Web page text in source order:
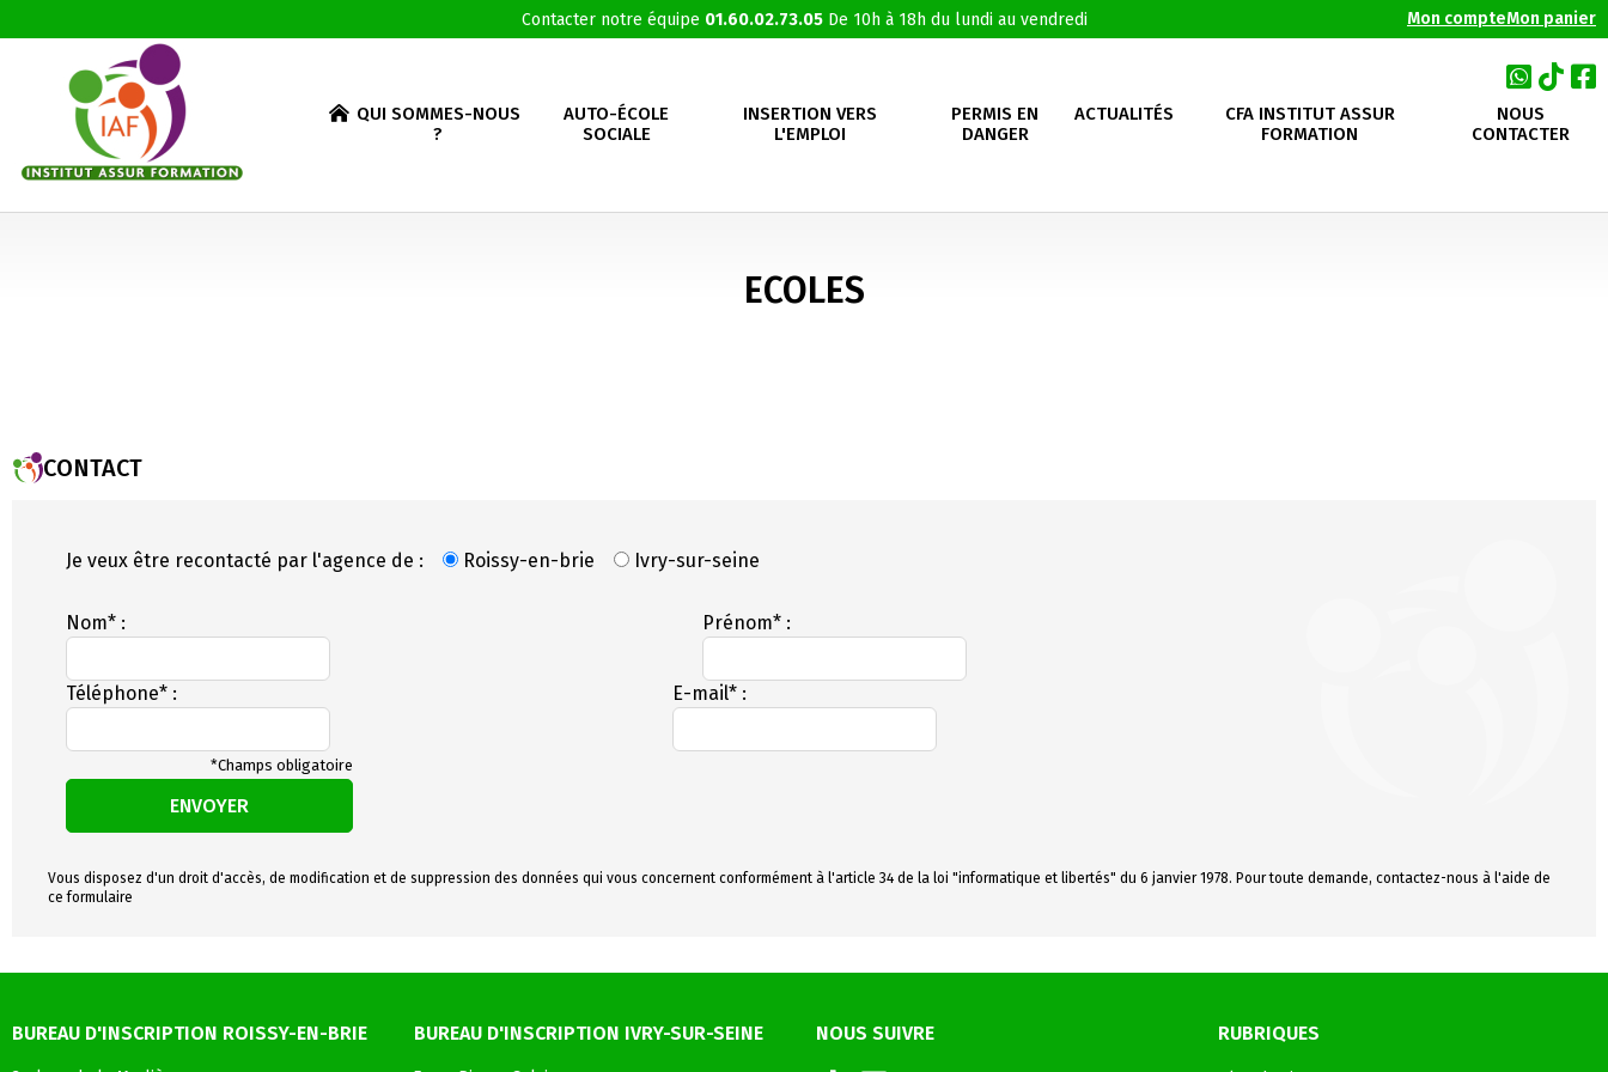
Contacter notre équipe 01.60.02.73.05 De 10h à 18h du lundi au vendredi Mon compteMon panier
QUI SOMMES-NOUS
?
AUTO-ÉCOLE
SOCIALE
INSERTION VERS
L'EMPLOI
PERMIS EN
DANGER
ACTUALITÉS
CFA INSTITUT ASSUR
FORMATION
NOUS
CONTACTER
ECOLES
CONTACT
Je veux être recontacté par l'agence de : Roissy-en-brie Ivry-sur-seine
Nom* : Prénom* :
Téléphone* : E-mail* :
*Champs obligatoire
ENVOYER
Vous disposez d'un droit d'accès, de modification et de suppression des données qui vous concernent conformément à l'article 34 de la loi "informatique et libertés" du 6 janvier 1978. Pour toute demande, contactez-nous à l'aide de
ce formulaire
BUREAU D'INSCRIPTION ROISSY-EN-BRIE BUREAU D'INSCRIPTION IVRY-SUR-SEINE NOUS SUIVRE RUBRIQUES